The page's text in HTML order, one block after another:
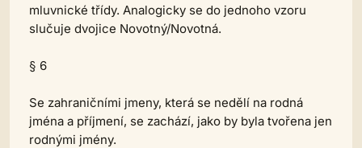
mluvnické třídy. Analogicky se do jednoho vzoru
slučuje dvojice Novotný/Novotná.
§ 6
Se zahraničními jmeny, která se nedělí na rodná
jména a příjmení, se zachází, jako by byla tvořena jen
rodnými jmény.